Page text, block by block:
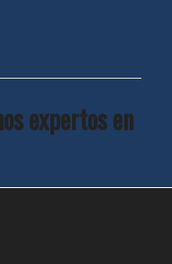
expertos en